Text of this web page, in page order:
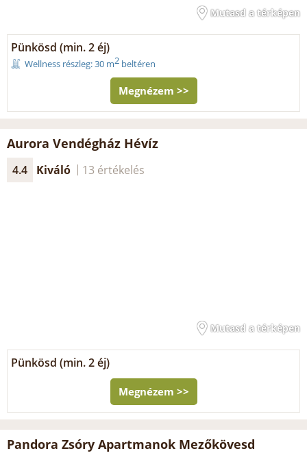
Mutasd a térképen
Pünkösd (min. 2 éj)
Wellness részleg: 30 m2 beltéren
Megnézem >>
Aurora Vendégház Hévíz
4.4 Kiváló 13 értékelés
Mutasd a térképen
Pünkösd (min. 2 éj)
Megnézem >>
Pandora Zsóry Apartmanok Mezőkövesd